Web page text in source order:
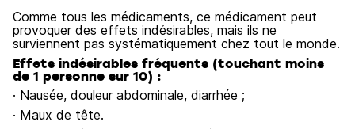
Comme tous les médicaments, ce médicament peut
provoquer des effets indésirables, mais ils ne
surviennent pas systématiquement chez tout le monde.
Effets indésirables fréquents (touchant moins
de 1 personne sur 10) :
· Nausée, douleur abdominale, diarrhée ;
· Maux de tête.